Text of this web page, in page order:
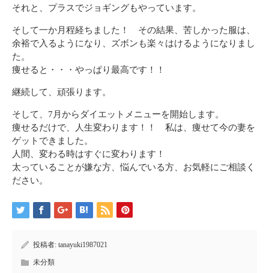
それと、プラスでジョギングもやっています。
そして一か月程経ちました！ その結果、苦しかった服は、
余裕で入るようになり、ズボンも楽々はけるようになりまし
た。
痩せると・・・やっぱり最高です！！
継続して、頑張ります。
そして、7月からダイエットメニューを開始します。
痩せるだけで、人生変わります！！ 私は、痩せて今の妻を
ゲットできました。
人間、変わる時はすぐに変わります！
太っていることが嫌な方、悩んでいる方、お気軽にご相談く
ださい。
投稿者: tanayuki1987021
未分類